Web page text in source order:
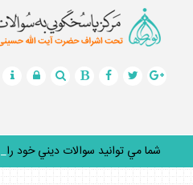
شما مي توانيد سوالات ديني خود را به